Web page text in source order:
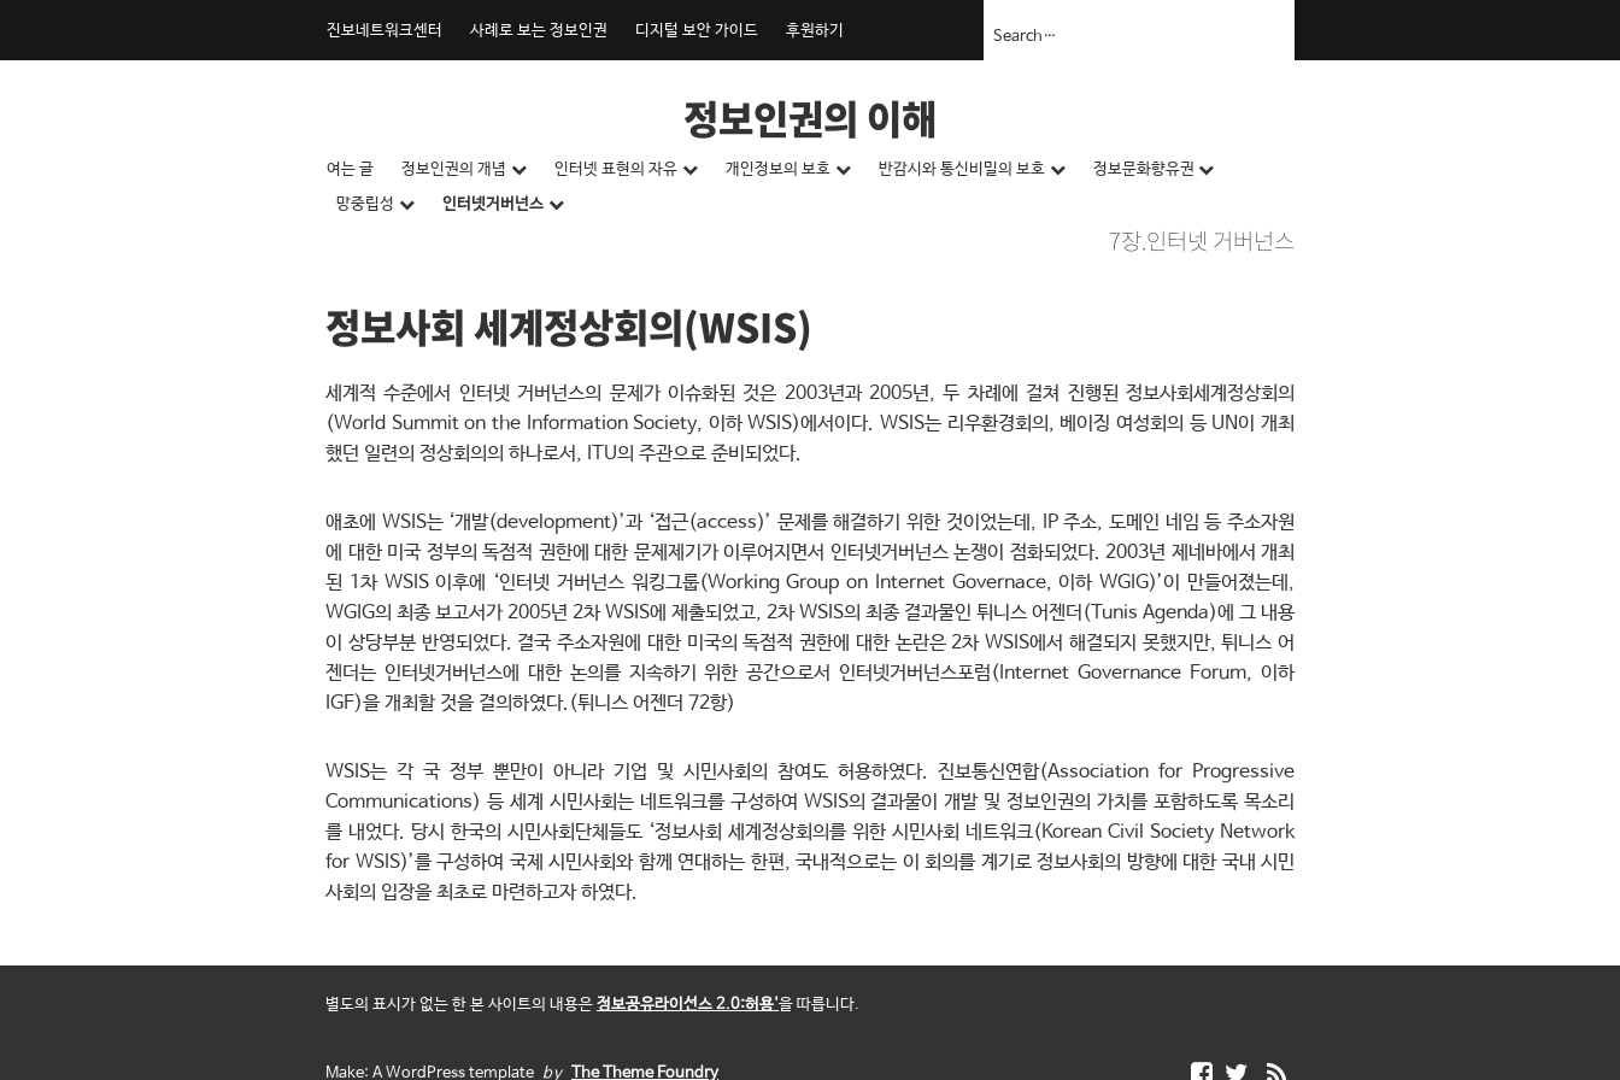
용
너
뛰
진보네트워크센터 사례로 보는 정보인권 디지털 보안 가이드 후원하기
정보인권의 이해
내
용
너
뛰
여는 글 정보인권의 개념 인터넷 표현의 자유 개인정보의 보호 반감시와 통신비밀의 보호
정보문화향유권
망중립성
인터넷거버넌스
7장.인터넷 거버넌스
정보사회 세계정상회의(WSIS)
세계적 수준에서 인터넷 거버넌스의 문제가 이슈화된 것은 2003년과 2005년, 두 차례에 걸쳐 진행된 정보사회세계정상회의
(World Summit on the Information Society, 이하 WSIS)에서이다. WSIS는 리우환경회의, 베이징 여성회의 등 UN이 개최
했던 일련의 정상회의의 하나로서, ITU의 주관으로 준비되었다.
애초에 WSIS는 ‘개발(development)’과 ‘접근(access)’ 문제를 해결하기 위한 것이었는데, IP 주소, 도메인 네임 등 주소자원
에 대한 미국 정부의 독점적 권한에 대한 문제제기가 이루어지면서 인터넷거버넌스 논쟁이 점화되었다. 2003년 제네바에서 개최
된 1차 WSIS 이후에 ‘인터넷 거버넌스 워킹그룹(Working Group on Internet Governace, 이하 WGIG)’이 만들어졌는데,
WGIG의 최종 보고서가 2005년 2차 WSIS에 제출되었고, 2차 WSIS의 최종 결과물인 튀니스 어젠더(Tunis Agenda)에 그 내용
이 상당부분 반영되었다. 결국 주소자원에 대한 미국의 독점적 권한에 대한 논란은 2차 WSIS에서 해결되지 못했지만, 튀니스 어
젠더는 인터넷거버넌스에 대한 논의를 지속하기 위한 공간으로서 인터넷거버넌스포럼(Internet Governance Forum, 이하
IGF)을 개최할 것을 결의하였다.(튀니스 어젠더 72항)
WSIS는 각 국 정부 뿐만이 아니라 기업 및 시민사회의 참여도 허용하였다. 진보통신연합(Association for Progressive
Communications) 등 세계 시민사회는 네트워크를 구성하여 WSIS의 결과물이 개발 및 정보인권의 가치를 포함하도록 목소리
를 내었다. 당시 한국의 시민사회단체들도 ‘정보사회 세계정상회의를 위한 시민사회 네트워크(Korean Civil Society Network
for WSIS)’를 구성하여 국제 시민사회와 함께 연대하는 한편, 국내적으로는 이 회의를 계기로 정보사회의 방향에 대한 국내 시민
사회의 입장을 최초로 마련하고자 하였다.
별도의 표시가 없는 한 본 사이트의 내용은 정보공유라이선스 2.0:허용'을 따릅니다.
Make: A WordPress template by The Theme Foundry